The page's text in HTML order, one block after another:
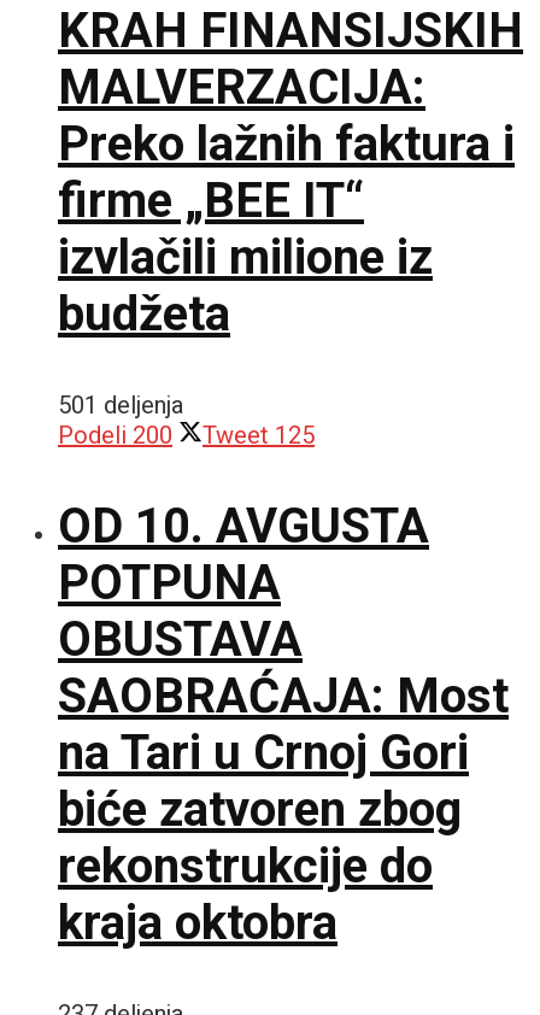
KRAH FINANSIJSKIH
MALVERZACIJA:
Preko lažnih faktura i
firme „BEE IT“
izvlačili milione iz
budžeta
501 deljenja
Podeli 200 Tweet 125
OD 10. AVGUSTA
POTPUNA
OBUSTAVA
SAOBRAĆAJA: Most
na Tari u Crnoj Gori
biće zatvoren zbog
rekonstrukcije do
kraja oktobra